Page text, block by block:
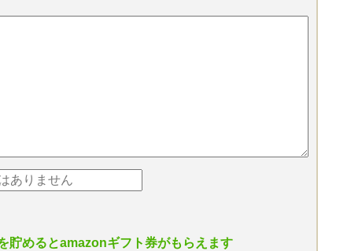
貯めるとamazonギフト券がもらえます